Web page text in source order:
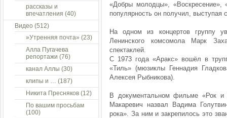
«Добры молодцы»,
популярность он получил, выступая
На одном из концертов группу
Ленинского комсомола Марк
спектаклей.
С 1973 года «Аракс» вошёл в
«Тиль» (мюзиклы Геннадия
Алексея Рыбникова).
В документальном фильме «Рок
Макаревич назвал Вадима
рока». За ним и закрепилось это
рассказы и
впечатления (40)
Видео (512)
»Утренняя почта» (23)
Алла Пугачева
репортажи (76)
канал Аллы (30)
клипы и … (187)
Никита Пресняков (12)
По вашим просьбам
(100)